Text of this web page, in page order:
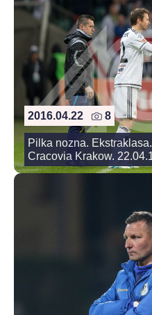
2016.04.22 8
Pilka nozna.
Cracovia Krakow.